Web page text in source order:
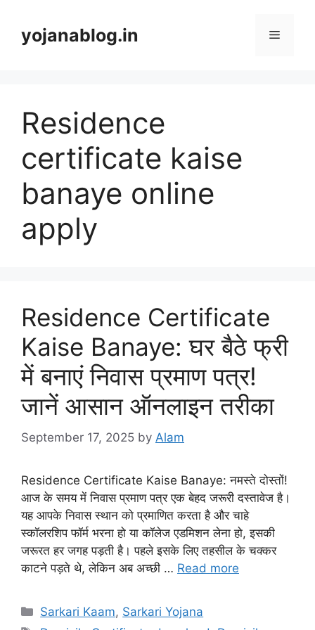
yojanablog.in
Residence
certificate kaise
banaye online
apply
Residence Certificate
Kaise Banaye: घर बैठे फ्री
में बनाएं निवास प्रमाण पत्र!
जानें आसान ऑनलाइन तरीका
September 17, 2025 by Alam
Residence Certificate Kaise Banaye: नमस्ते दोस्तों!
आज के समय में निवास प्रमाण पत्र एक बेहद जरूरी दस्तावेज है।
यह आपके निवास स्थान को प्रमाणित करता है और चाहे
स्कॉलरशिप फॉर्म भरना हो या कॉलेज एडमिशन लेना हो, इसकी
जरूरत हर जगह पड़ती है। पहले इसके लिए तहसील के चक्कर
काटने पड़ते थे, लेकिन अब अच्छी … Read more
Sarkari Kaam, Sarkari Yojana